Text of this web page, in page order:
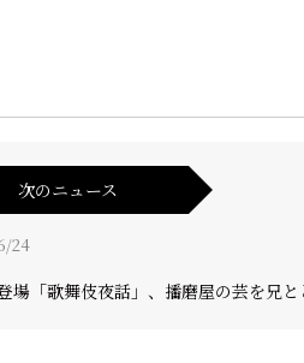
次のニュース
24
場「歌舞伎夜話」、播磨屋の芸を兄と